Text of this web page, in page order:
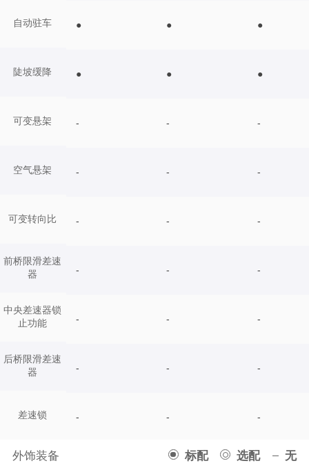
自动驻车
陡坡缓降
可变悬架
空气悬架
可变转向比
前桥限滑差速
器
中央差速器锁
止功能
后桥限滑差速
器
差速锁
外饰装备 标配 选配 无
● ● ●
● ● ●
- - -
- - -
- - -
- - -
- - -
- - -
- - -